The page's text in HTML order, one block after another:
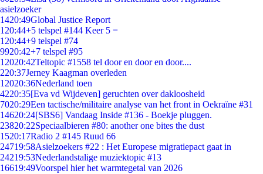
asielzoeker
1420:49Global Justice Report
1 20:44+5 telspel #144 Keer 5 =
1 20:44+9 telspel #74
9920:42+7 telspel #95
12020:42Teltopic #1558 tel door en door en door....
220:37Jerney Kaagman overleden
12020:36Nederland toen
4220:35[Eva vd Wijdeven] geruchten over dakloosheid
7020:29Een tactische/militaire analyse van het front in Oekraïne #31
14620:24[SBS6] Vandaag Inside #136 - Boekje pluggen.
23820:22Speciaalbieren #80: another one bites the dust
1520:17Radio 2 #145 Ruud 66
24719:58Asielzoekers #22 : Het Europese migratiepact gaat in
24219:53Nederlandstalige muziektopic #13
16619:49Voorspel hier het warmtegetal van 2026